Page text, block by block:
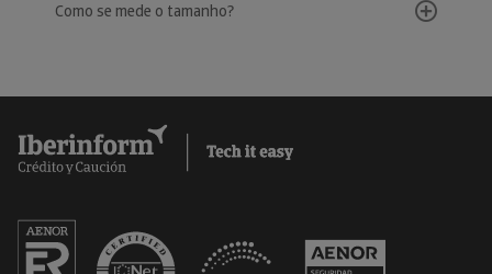
Como se mede o tamanho?